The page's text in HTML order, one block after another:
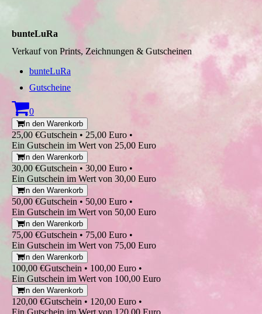
bunteLuRa
Verkauf von Prints, Zeichnungen & Gutscheinen
bunteLuRa
Gutscheine
0
In den Warenkorb
25,00 €Gutschein • 25,00 Euro •
Ein Gutschein im Wert von 25,00 Euro
In den Warenkorb
30,00 €Gutschein • 30,00 Euro •
Ein Gutschein im Wert von 30,00 Euro
In den Warenkorb
50,00 €Gutschein • 50,00 Euro •
Ein Gutschein im Wert von 50,00 Euro
In den Warenkorb
75,00 €Gutschein • 75,00 Euro •
Ein Gutschein im Wert von 75,00 Euro
In den Warenkorb
100,00 €Gutschein • 100,00 Euro •
Ein Gutschein im Wert von 100,00 Euro
In den Warenkorb
120,00 €Gutschein • 120,00 Euro •
Ein Gutschein im Wert von 120,00 Euro